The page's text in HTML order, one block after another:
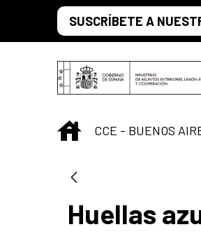
Saltar al contenido principal
SUSCRÍBETE A
INICIO
CCE - BUENOS
Huellas